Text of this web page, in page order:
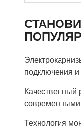
подключения и
Качественный
Технология